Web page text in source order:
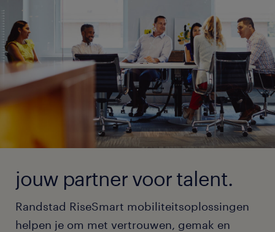
jouw partner voor talent.
Randstad RiseSmart mobiliteitsoplossingen
helpen je om met vertrouwen, gemak en